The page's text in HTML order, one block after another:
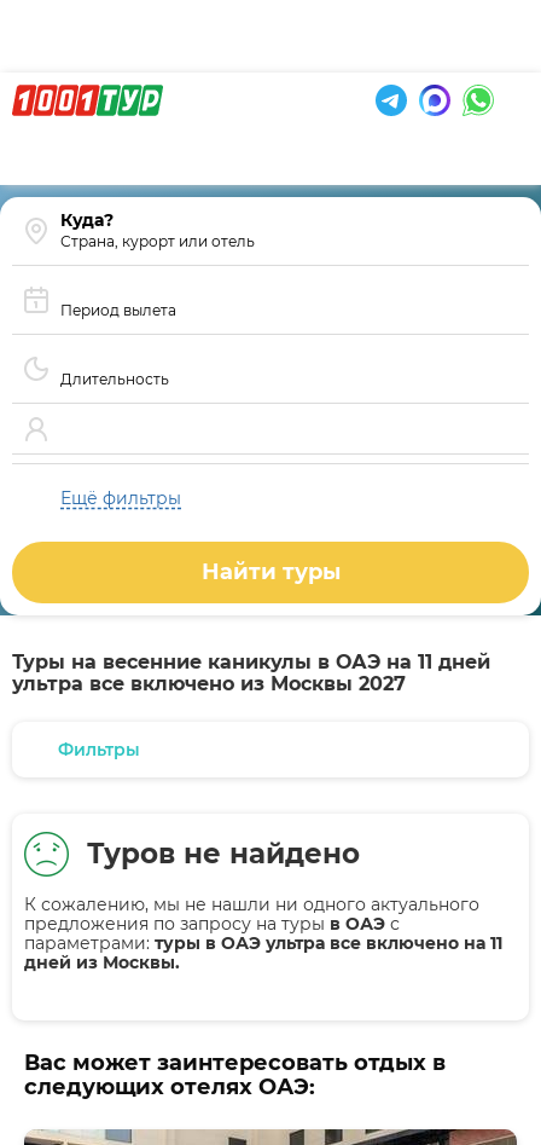
Страна, курорт или отель
Период вылета
Длительность
Ещё фильтры
Найти туры
Туры на весенние каникулы в ОАЭ на 11 дней
ультра все включено из Москвы 2027
Фильтры
Туров не найдено
К сожалению, мы не нашли ни одного актуального
предложения по запросу на туры в ОАЭ с
параметрами: туры в ОАЭ ультра все включено на 11
дней из Москвы.
Вас может заинтересовать отдых в
следующих отелях ОАЭ: